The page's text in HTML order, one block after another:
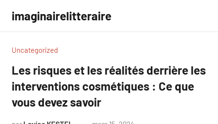
contenu
imaginairelitteraire
Uncategorized
Les risques et les réalités derrière les
interventions cosmétiques : Ce que
vous devez savoir